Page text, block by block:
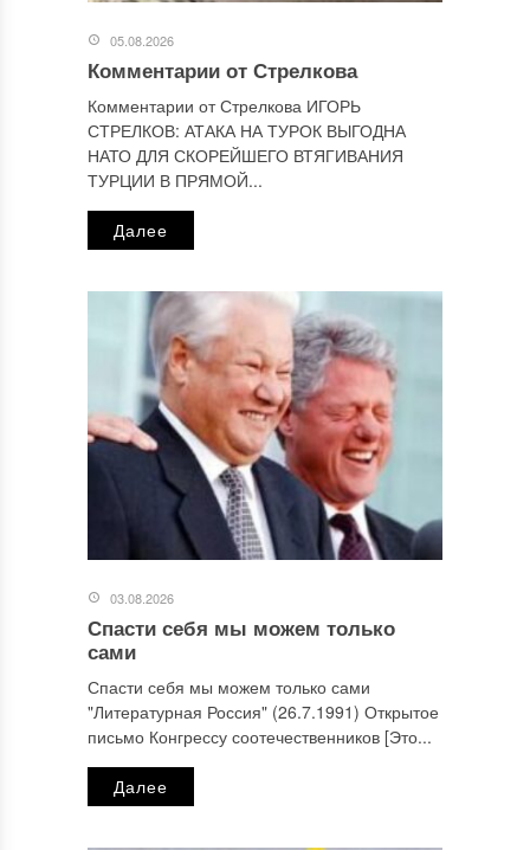
персональных данных.
05.08.2026
Комментарии от Стрелкова
Комментарии от Стрелкова ИГОРЬ
СТРЕЛКОВ: АТАКА НА ТУРОК ВЫГОДНА
НАТО ДЛЯ СКОРЕЙШЕГО ВТЯГИВАНИЯ
ТУРЦИИ В ПРЯМОЙ...
Далее
03.08.2026
Спасти себя мы можем только
сами
Спасти себя мы можем только сами
"Литературная Россия" (26.7.1991) Открытое
письмо Конгрессу соотечественников [Это...
Далее